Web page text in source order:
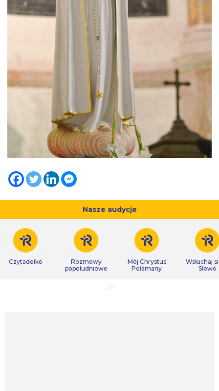
Nasze audycje
Czytadełko
Rozmowy
popołudniowe
Mój Chrystus
Połamany
Wsłuchaj
Słowo